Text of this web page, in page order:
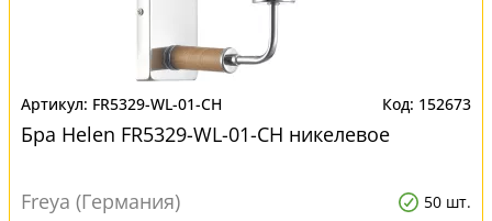
FR5329-WL-01-CH 152673
Бра Helen FR5329-WL-01-CH никелевое
Freya (Германия) 50 шт.